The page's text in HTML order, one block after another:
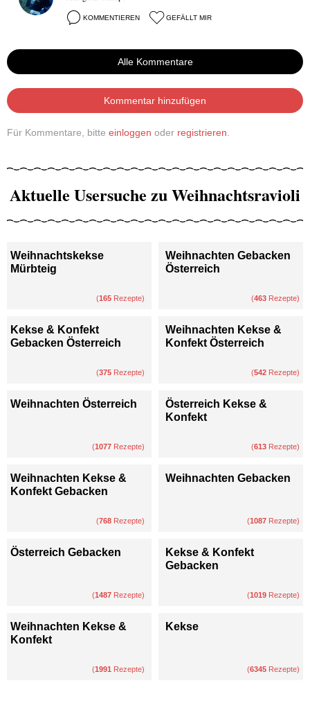
KOMMENTIEREN GEFÄLLT MIR
Alle Kommentare
Kommentar hinzufügen
Für Kommentare, bitte einloggen oder registrieren
Aktuelle Usersuche zu Weihnachtsravioli
Weihnachtskekse
Mürbteig
(165 Rezepte)
Weihnachten Gebacken
Österreich
(463 Rezepte)
Kekse & Konfekt
Gebacken Österreich
(375 Rezepte)
Weihnachten Kekse &
Konfekt Österreich
(542 Rezepte)
Weihnachten Österreich
(1077 Rezepte)
Österreich Kekse &
Konfekt
(613 Rezepte)
Weihnachten Kekse &
Konfekt Gebacken
(768 Rezepte)
Weihnachten Gebacken
(1087 Rezepte)
Österreich Gebacken
(1487 Rezepte)
Kekse & Konfekt
Gebacken
(1019 Rezepte)
Weihnachten Kekse &
Konfekt
(1991 Rezepte)
Kekse
(6345 Rezepte)